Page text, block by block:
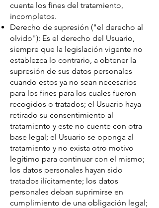
cuenta los fines del tratamiento,
incompletos.
Derecho de supresión ("el derecho al
olvido"): Es el derecho del Usuario,
siempre que la legislación vigente no
establezca lo contrario, a obtener la
supresión de sus datos personales
cuando estos ya no sean necesarios
para los fines para los cuales fueron
recogidos o tratados; el Usuario haya
retirado su consentimiento al
tratamiento y este no cuente con otra
base legal; el Usuario se oponga al
tratamiento y no exista otro motivo
legítimo para continuar con el mismo;
los datos personales hayan sido
tratados ilícitamente; los datos
personales deban suprimirse en
cumplimiento de una obligación legal;